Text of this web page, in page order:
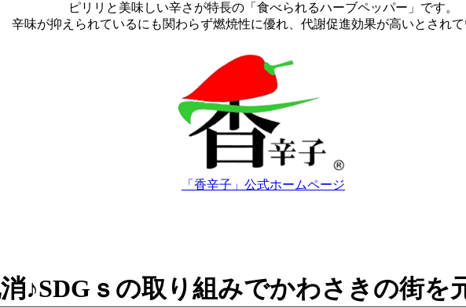
ピリリと美味しい辛さが特長の「食べられるハーブペッパー」です。
辛味が抑えられているにも関わらず燃焼性に優れ、代謝促進効果が高いとされて
「香辛子」公式ホームページ
♪SDGｓの取り組みでかわさきの街を